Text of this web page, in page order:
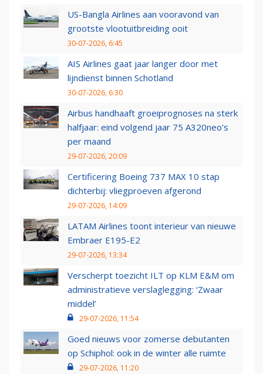
US-Bangla Airlines aan vooravond van
grootste vlootuitbreiding ooit
30-07-2026, 6:45
AIS Airlines gaat jaar langer door met
lijndienst binnen Schotland
30-07-2026, 6:30
Airbus handhaaft groeiprognoses na sterk
halfjaar: eind volgend jaar 75 A320neo’s
per maand
29-07-2026, 20:09
Certificering Boeing 737 MAX 10 stap
dichterbij: vliegproeven afgerond
29-07-2026, 14:09
LATAM Airlines toont interieur van nieuwe
Embraer E195-E2
29-07-2026, 13:34
Verscherpt toezicht ILT op KLM E&M om
administratieve verslaglegging: ‘Zwaar
middel’
29-07-2026, 11:54
Goed nieuws voor zomerse debutanten
op Schiphol: ook in de winter alle ruimte
29-07-2026, 11:20